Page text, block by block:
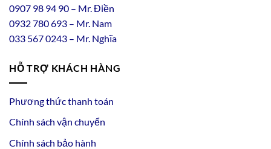
0907 98 94 90 – Mr. Điền
0932780693 – Mr. Nam
033 567 0243 – Mr. Nghĩa
HỖ TRỢ KHÁCH HÀNG
Phương thức thanh toán
Chính sách vận chuyển
Chính sách bảo hành